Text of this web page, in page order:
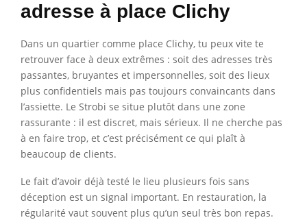
adresse à place Clichy
Dans un quartier comme place Clichy, tu peux vite te
retrouver face à deux extrêmes : soit des adresses très
passantes, bruyantes et impersonnelles, soit des lieux
plus confidentiels mais pas toujours convaincants dans
l’assiette. Le Strobi se situe plutôt dans une zone
rassurante : il est discret, mais sérieux. Il ne cherche pas
à en faire trop, et c’est précisément ce qui plaît à
beaucoup de clients.
Le fait d’avoir déjà testé le lieu plusieurs fois sans
déception est un signal important. En restauration, la
régularité vaut souvent plus qu’un seul très bon repas.